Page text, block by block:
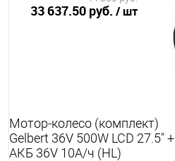
33 637.50 руб. / шт
Мотор-колесо (комплект)
Gelbert 36V 500W LCD 27.5" +
АКБ 36V 10А/ч (HL)